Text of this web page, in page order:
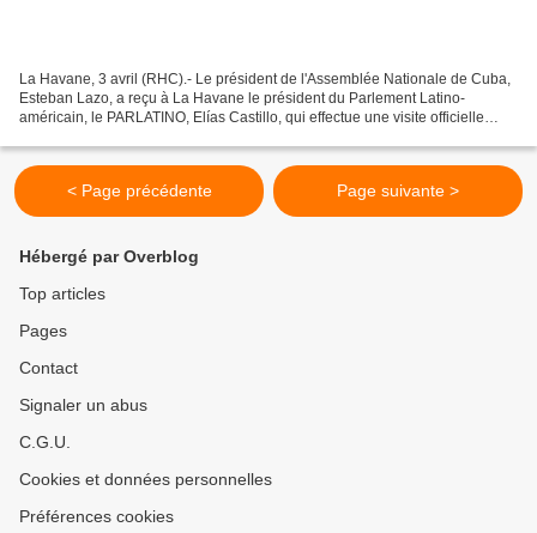
La Havane, 3 avril (RHC).- Le président de l'Assemblée Nationale de Cuba,
Esteban Lazo, a reçu à La Havane le président du Parlement Latino-
américain, le PARLATINO, Elías Castillo, qui effectue une visite officielle
< Page précédente Page suivante >
Hébergé par Overblog
Top articles
Pages
Contact
Signaler un abus
C.G.U.
Cookies et données personnelles
Préférences cookies